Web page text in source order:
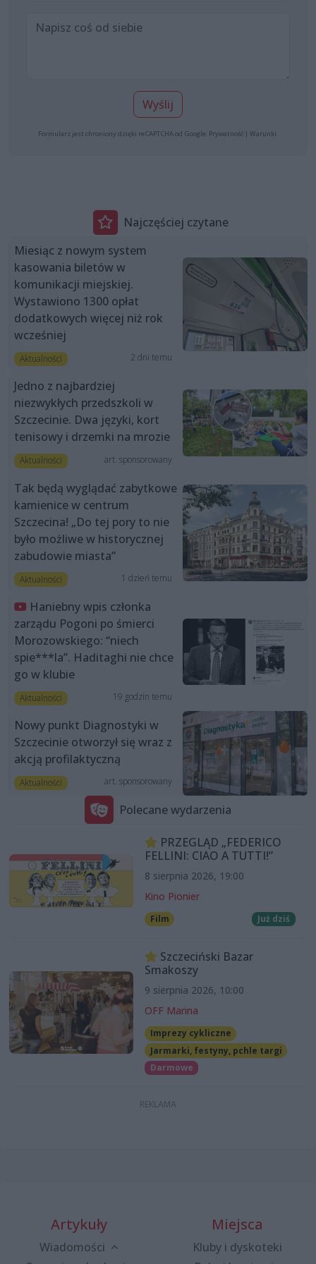
Wyślij
Formularz jest chroniony dzięki reCAPTCHA od Google: Prywatność | Warunki
Najczęściej czytane
Miesiąc z nowym system
kasowania biletów w
komunikacji miejskiej.
Wystawiono 1300 opłat
dodatkowych więcej niż rok
wcześniej
Aktualności 2 dni temu
Jedno z najbardziej
niezwykłych przedszkoli w
Szczecinie. Dwa języki, kort
tenisowy i drzemki na mrozie
Aktualności art. sponsorowany
Tak będą wyglądać zabytkowe
kamienice w centrum
Szczecina! „Do tej pory to nie
było możliwe w historycznej
zabudowie miasta”
Aktualności 1 dzień temu
Haniebny wpis członka
zarządu Pogoni po śmierci
Morozowskiego: “niech
spie***la”. Haditaghi nie chce
go w klubie
Aktualności 19 godzin temu
Nowy punkt Diagnostyki w
Szczecinie otworzył się wraz z
akcją profilaktyczną
Aktualności art. sponsorowany
Polecane wydarzenia
PRZEGLĄD „FEDERICO
FELLINI: CIAO A TUTTI!”
8 sierpnia 2026, 19:00
Kino Pionier
Film Już dziś
Szczeciński Bazar
Smakoszy
9 sierpnia 2026, 10:00
OFF Marina
Imprezy cykliczne
Jarmarki, festyny, pchle targi
Darmowe
Artykuły
Wiadomości
Miejsca
Kluby i dyskoteki